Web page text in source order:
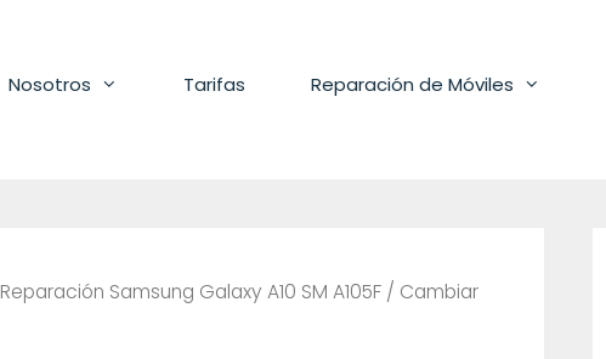
Nosotros Tarifas Reparación de Móviles
Reparación Samsung Galaxy A10 SM A105F / Cambiar